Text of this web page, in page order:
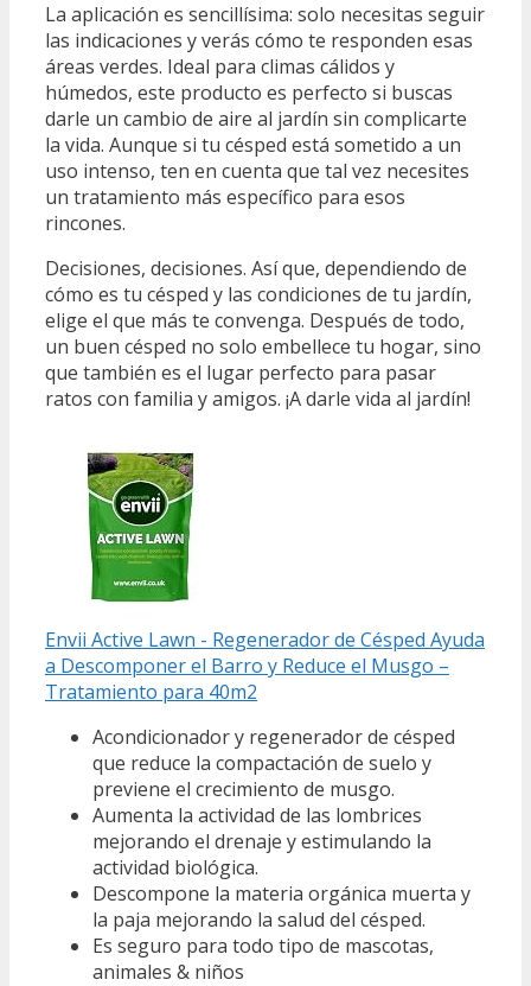
La aplicación es sencillísima: solo necesitas seguir
las indicaciones y verás cómo te responden esas
áreas verdes. Ideal para climas cálidos y
húmedos, este producto es perfecto si buscas
darle un cambio de aire al jardín sin complicarte
la vida. Aunque si tu césped está sometido a un
uso intenso, ten en cuenta que tal vez necesites
un tratamiento más específico para esos
rincones.
Decisiones, decisiones. Así que, dependiendo de
cómo es tu césped y las condiciones de tu jardín,
elige el que más te convenga. Después de todo,
un buen césped no solo embellece tu hogar, sino
que también es el lugar perfecto para pasar
ratos con familia y amigos. ¡A darle vida al jardín!
Envii Active Lawn - Regenerador de Césped Ayuda
a Descomponer el Barro y Reduce el Musgo –
Tratamiento para 40m2
Acondicionador y regenerador de césped
que reduce la compactación de suelo y
previene el crecimiento de musgo.
Aumenta la actividad de las lombrices
mejorando el drenaje y estimulando la
actividad biológica.
Descompone la materia orgánica muerta y
la paja mejorando la salud del césped.
Es seguro para todo tipo de mascotas,
animales & niños